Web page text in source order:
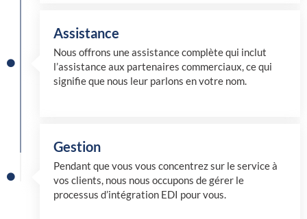
Assistance
Nous offrons une assistance complète qui inclut
l’assistance aux partenaires commerciaux, ce qui
signifie que nous leur parlons en votre nom.
Gestion
Pendant que vous vous concentrez sur le service à
vos clients, nous nous occupons de gérer le
processus d’intégration EDI pour vous.